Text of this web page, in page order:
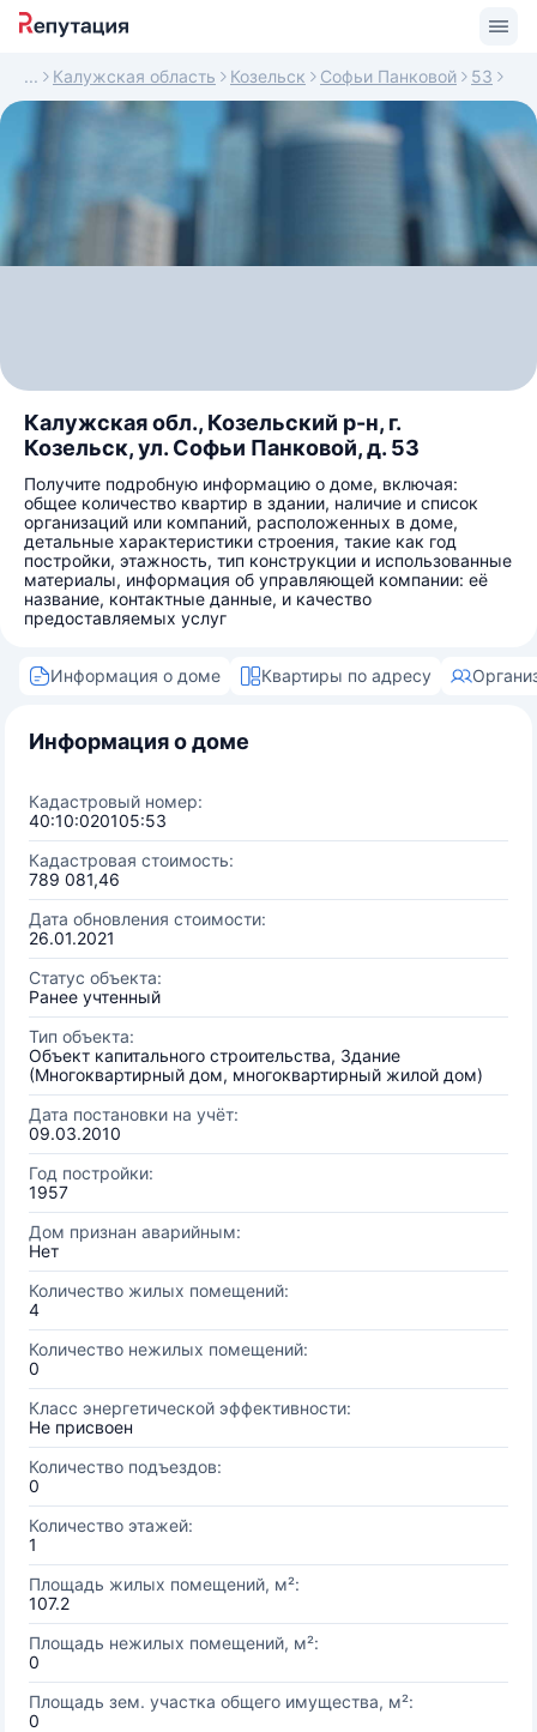
Калужская область Козельск Софьи Панковой 53
Калужская обл., Козельский р-н, г.
Козельск, ул. Софьи Панковой, д. 53
Получите подробную информацию о доме, включая:
общее количество квартир в здании, наличие и список
организаций или компаний, расположенных в доме,
детальные характеристики строения, такие как год
постройки, этажность, тип конструкции и использованные
материалы, информация об управляющей компании: её
название, контактные данные, и качество
предоставляемых услуг
Информация о доме Квартиры по адресу
Информация о доме
Кадастровый номер:
40:10:020105:53
Кадастровая стоимость:
789 081,46
Дата обновления стоимости:
26.01.2021
Статус объекта:
Ранее учтенный
Тип объекта:
Объект капитального строительства, Здание
(Многоквартирный дом, многоквартирный жилой дом)
Дата постановки на учёт:
09.03.2010
Год постройки:
1957
Дом признан аварийным:
Нет
Количество жилых помещений:
4
Количество нежилых помещений:
0
Класс энергетической эффективности:
Не присвоен
Количество подъездов:
0
Количество этажей:
1
Площадь жилых помещений, м²:
107.2
Площадь нежилых помещений, м²:
0
Площадь зем. участка общего имущества, м²:
0